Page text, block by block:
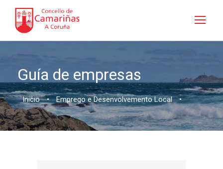
Guía de empresas
Inicio • Emprego e Desenvolvemento Local •